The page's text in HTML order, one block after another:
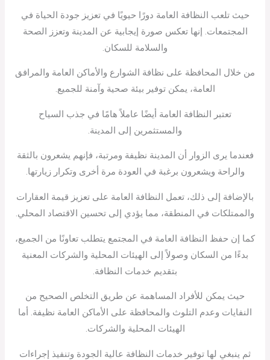
حيث تلعب النظافة العامة دورًا حيويًا في تعزيز جودة الحياة في
المجتمعات. إنها تعكس صورة إيجابية عن المدينة وتعزز الصحة
والسلامة للسكان.
من خلال المحافظة على نظافة الشوارع والأماكن العامة والمرافق
العامة، يمكن توفير بيئة صحية وآمنة للجميع.
تعتبر النظافة العامة أيضًا عاملاً هامًا في جذب السياح
والمستثمرين إلى المدينة.
فعندما يرى الزوار أن المدينة نظيفة ومرتبة، فإنهم يشعرون بالثقة
والراحة ويشعرون برغبة في العودة مرة أخرى وتكرار زيارتها.
بالإضافة إلى ذلك، تعمل النظافة العامة على تعزيز قيمة العقارات
والممتلكات في المنطقة، مما يؤدي إلى تحسين الاقتصاد المحلي.
كما إن حفظ النظافة العامة في المجتمع يتطلب تعاونًا من الجميع،
بدءًا من السكان وصولاً إلى الهيئات المحلية والشركات المعنية
بتقديم خدمات النظافة.
حيث يمكن للأفراد المساهمة عن طريق التخلص الصحيح من
النفايات وعدم التلوث والمحافظة على الأماكن العامة نظيفة. أما
الهيئات المحلية والشركات.
ثم ينبغي لها توفير خدمات النظافة عالية الجودة وتنفيذ إجراءات